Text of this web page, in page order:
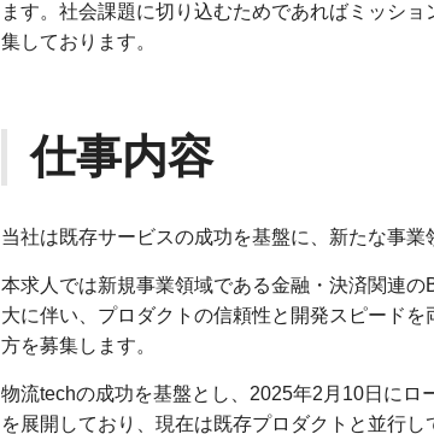
ます。社会課題に切り込むためであればミッシ
集しております。
仕事内容
当社は既存サービスの成功を基盤に、新たな事業
本求人では新規事業領域である金融・決済関連
大に伴い、プロダクトの信頼性と開発スピード
方を募集します。
物流techの成功を基盤とし、2025年2月10日にロ
を展開しており、現在は既存プロダクトと並行